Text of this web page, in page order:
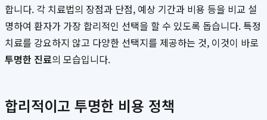
합니다. 각 치료법의 장점과 단점, 예상 기간과 비용 등을 비교 설
명하여 환자가 가장 합리적인 선택을 할 수 있도록 돕습니다. 특정
치료를 강요하지 않고 다양한 선택지를 제공하는 것, 이것이 바로
투명한 진료의 모습입니다.
합리적이고 투명한 비용 정책